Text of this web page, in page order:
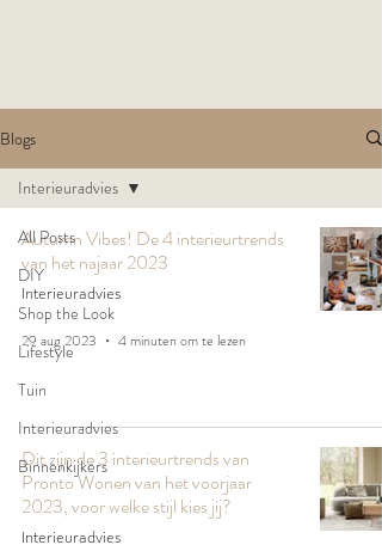
Blogs
All Posts
DIY
Shop the Look
Lifestyle
Tuin
Interieuradvies
Binnenkijkers
Interieuradvies
Autumn Vibes! De 4 interieurtrends
van het najaar 2023
Interieuradvies
29 aug 2023 4 minuten om te lezen
Dit zijn de 3 interieurtrends van
Pronto Wonen van het voorjaar
2023, voor welke stijl kies jij?
Interieuradvies